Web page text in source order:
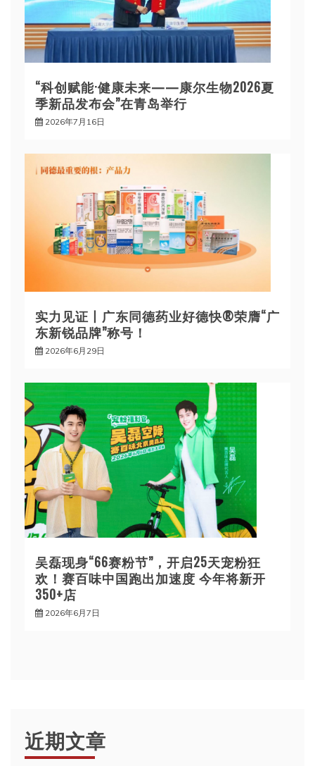
“科创赋能·健康未来——康尔生物2026夏
季新品发布会”在青岛举行
2026年7月16日
实力见证丨广东同德药业好德快®荣膺“广
东新锐品牌”称号！
2026年6月29日
吴磊现身“66赛粉节”，开启25天宠粉狂
欢！赛百味中国跑出加速度 今年将新开
350+店
2026年6月7日
近期文章